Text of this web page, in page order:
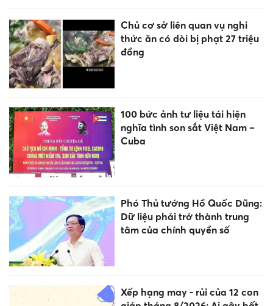
Chủ cơ sở liên quan vụ nghi
thức ăn có dòi bị phạt 27 triệu
đồng
100 bức ảnh tư liệu tái hiện
nghĩa tình son sắt Việt Nam –
Cuba
Phó Thủ tướng Hồ Quốc Dũng:
Dữ liệu phải trở thành trung
tâm của chính quyền số
Xếp hạng may - rủi của 12 con